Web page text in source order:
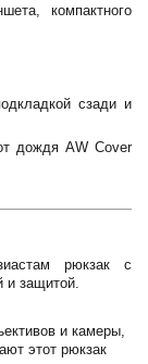
компактного
сзади и
дождя AW Cover
рюкзак с
и защитой.
и камеры,
этот рюкзак